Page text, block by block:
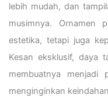
lebih mudah, dan
musimnya. Ornamen
estetika, tetapi juga
Kesan eksklusif, daya
membuatnya
menginginkan